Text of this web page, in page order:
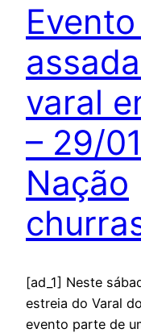
varal
– 29/
Nação
[ad_1] Neste
estreia do Varal
evento parte de